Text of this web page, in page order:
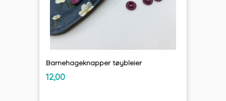
Barnehageknapper tøybleier
Pris
12,00inkl.
mva.